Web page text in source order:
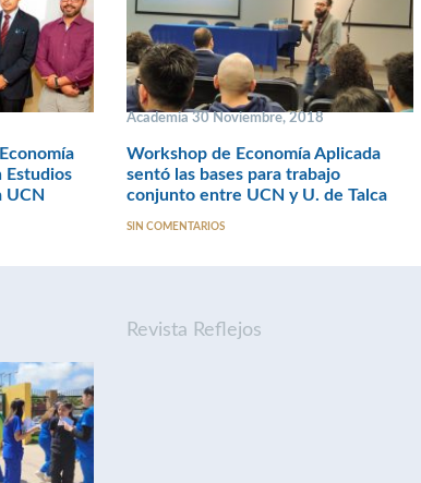
Estudios
UCN
Academia 30 Noviembre, 2018
Workshop de Economía Aplicada
sentó las bases para trabajo
conjunto entre UCN y U. de Talca
SIN COMENTARIOS
Revista Reflejos